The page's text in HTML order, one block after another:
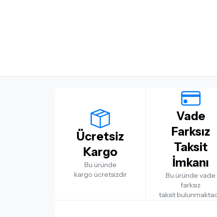
Ücretsiz
Kargo
Bu üründe
kargo ücretsizdir
Vade
Farksız
Taksit
İmkanı
Bu üründe vade
farksız
taksit